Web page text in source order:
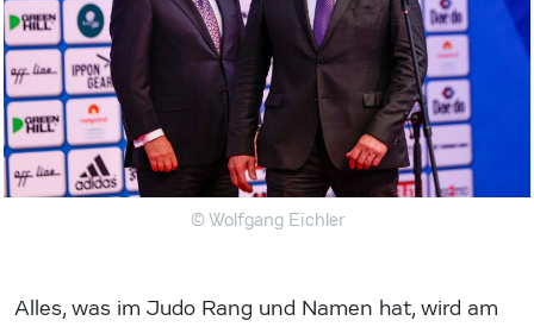
© Wolfgang Eichler
Alles, was im Judo Rang und Namen hat, wird am